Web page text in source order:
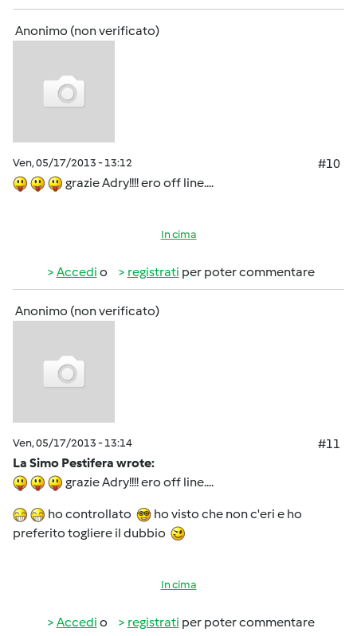
Anonimo (non verificato)
Ven, 05/17/2013 - 13:12
#10
grazie Adry!!!! ero off line....
In cima
Accedi o registrati per poter commentare
Anonimo (non verificato)
Ven, 05/17/2013 - 13:14
#11
La Simo Pestifera wrote:
grazie Adry!!!! ero off line....
ho controllato
ho visto che non c'eri e ho
preferito togliere il dubbio
In cima
Accedi o registrati per poter commentare